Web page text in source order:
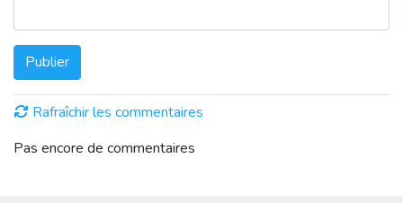
Publier
Rafraîchir les commentaires
Pas encore de commentaires